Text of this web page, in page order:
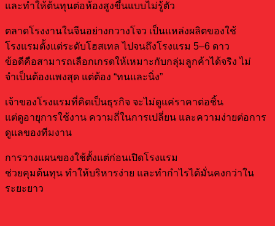
และทำให้ต้นทุนต่อห้องสูงขึ้นแบบไม่รู้ตัว
ตลาดโรงงานในจีนอย่างกวางโจว เป็นแหล่งผลิตของใช้
โรงแรมตั้งแต่ระดับโฮสเทล ไปจนถึงโรงแรม 5–6 ดาว
ข้อดีคือสามารถเลือกเกรดให้เหมาะกับกลุ่มลูกค้าได้จริง ไม่
จำเป็นต้องแพงสุด แต่ต้อง “ทนและนิ่ง”
เจ้าของโรงแรมที่คิดเป็นธุรกิจ จะไม่ดูแค่ราคาต่อชิ้น
แต่ดูอายุการใช้งาน ความถี่ในการเปลี่ยน และความง่ายต่อการ
ดูแลของทีมงาน
การวางแผนของใช้ตั้งแต่ก่อนเปิดโรงแรม
ช่วยคุมต้นทุน ทำให้บริหารง่าย และทำกำไรได้มั่นคงกว่าใน
ระยะยาว